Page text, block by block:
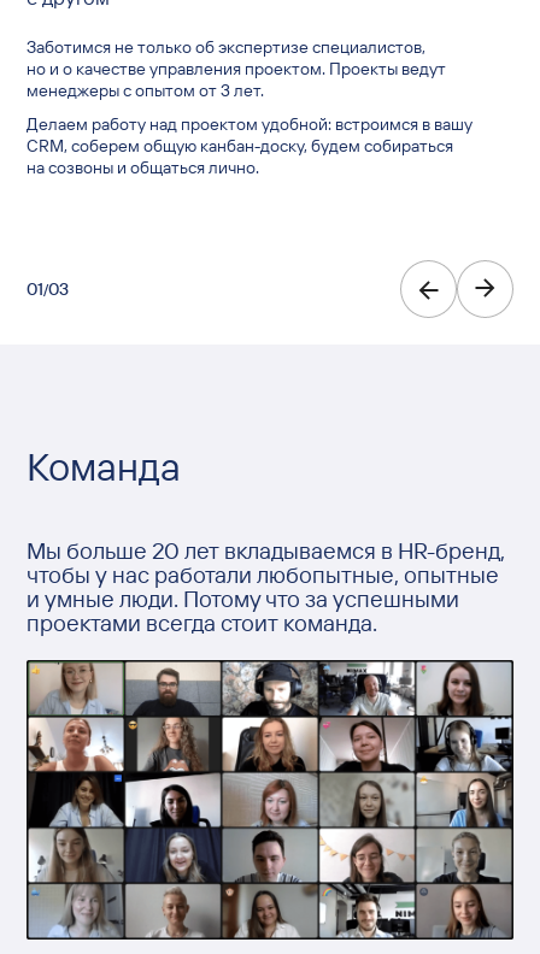
Заботимся не только об экспертизе специалистов,
но и о качестве управления проектом. Проекты ведут
менеджеры с опытом от 3 лет.
Делаем работу над проектом удобной: встроимся в вашу
CRM, соберем общую канбан-доску, будем собираться
на созвоны и общаться лично.
01/03
В процессе работы умеем отделять важное от неважного.
В этом специалистам помогают менеджеры и тимлиды групп.
02/03
Не работаем за процент и заинтересованы оптимизировать
затраты. Добиваемся для клиентов максимального
результата по минимальной цене.
Даем доступ к рекламным кампаниям, потому что нам нечего
скрывать.
Через полгода работы готовы переходить на оплату по KPI.
03/03
Команда
Мы больше 20 лет вкладываемся в HR-бренд,
чтобы у нас работали любопытные, опытные
и умные люди. Потому что за успешными
проектами всегда стоит команда.